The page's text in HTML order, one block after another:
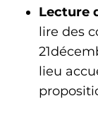
Lecture
lire des
lieu